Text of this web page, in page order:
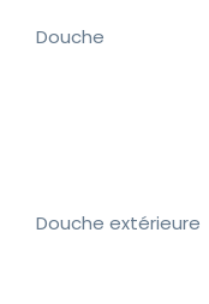
Douche
Douche extérieure